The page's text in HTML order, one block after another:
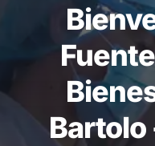
Bartolo